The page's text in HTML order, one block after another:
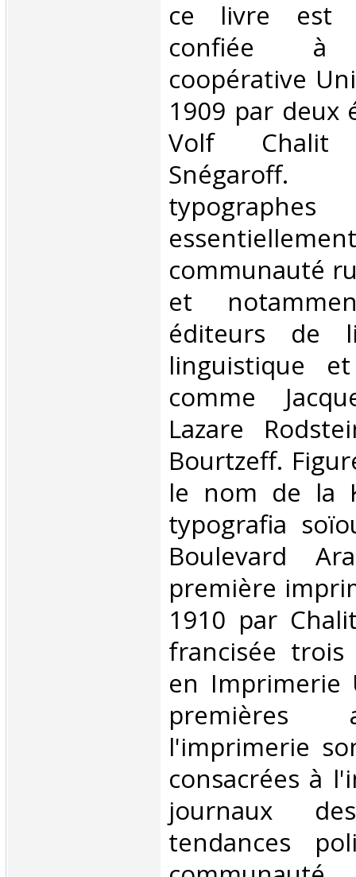
ce livre est
confiée à
coopérative
1909 par deux
Volf
communauté
et
éditeurs de
linguistique
comme
Lazare
Bourtzeff.
le nom de la
typografia
Boulevard
première
1910 par
francisée
en Imprimerie
premières
l'imprimerie
consacrées à
journaux
tendances